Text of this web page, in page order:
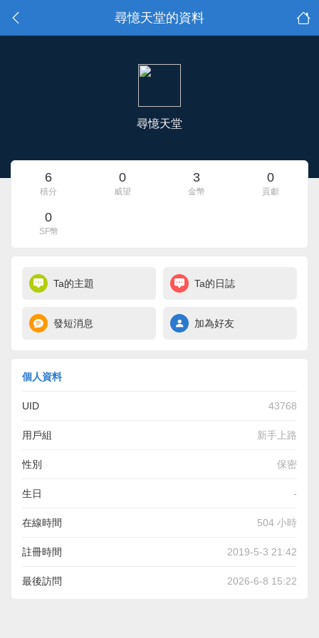
尋憶天堂的資料
尋憶天堂
6
積分
0
威望
3
金幣
0
貢獻
0
SF幣
Ta的主題 Ta的日誌
發短消息 加為好友
個人資料
UID 43768
用戶組 新手上路
性別 保密
生日 -
在線時間 504 小時
註冊時間 2019-5-3 21:42
最後訪問 2026-6-8 15:22